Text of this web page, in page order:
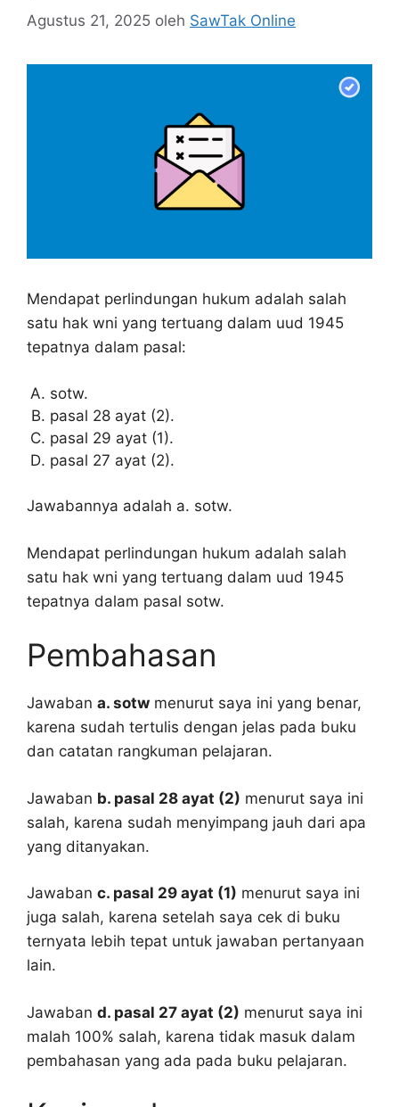
Agustus 21, 2025 oleh SawTak Online
Mendapat perlindungan hukum adalah salah
satu hak wni yang tertuang dalam uud 1945
tepatnya dalam pasal:
sotw.
pasal 28 ayat (2).
pasal 29 ayat (1).
pasal 27 ayat (2).
Jawabannya adalah a. sotw.
Mendapat perlindungan hukum adalah salah
satu hak wni yang tertuang dalam uud 1945
tepatnya dalam pasal sotw.
Pembahasan
Jawaban a. sotw menurut saya ini yang benar,
karena sudah tertulis dengan jelas pada buku
dan catatan rangkuman pelajaran.
Jawaban b. pasal 28 ayat (2) menurut saya ini
salah, karena sudah menyimpang jauh dari apa
yang ditanyakan.
Jawaban c. pasal 29 ayat (1) menurut saya ini
juga salah, karena setelah saya cek di buku
ternyata lebih tepat untuk jawaban pertanyaan
lain.
Jawaban d. pasal 27 ayat (2) menurut saya ini
malah 100% salah, karena tidak masuk dalam
pembahasan yang ada pada buku pelajaran.